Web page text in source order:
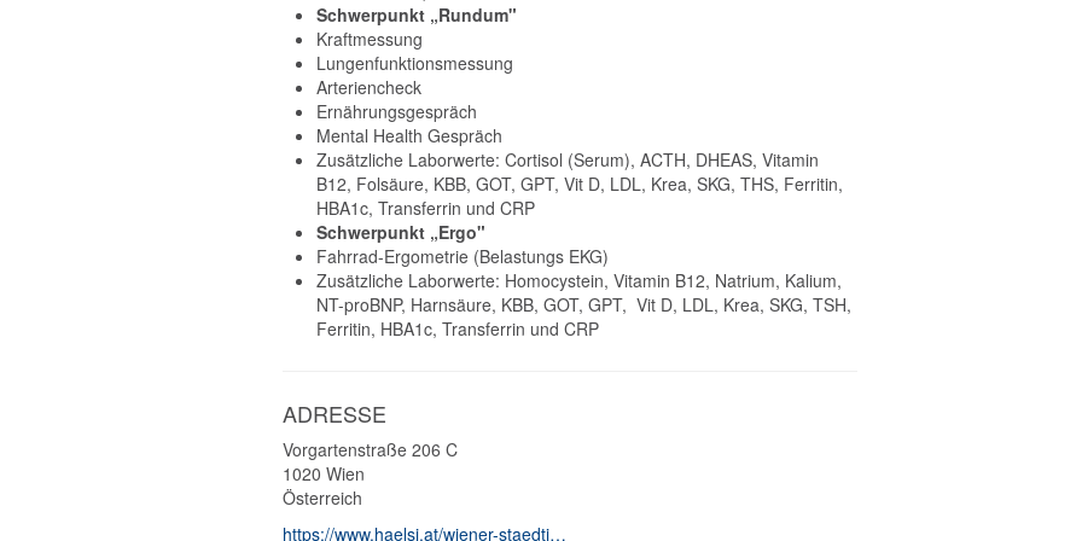
Schwerpunkt „Rundum"
Kraftmessung
Lungenfunktionsmessung
Arteriencheck
Ernährungsgespräch
Mental Health Gespräch
Zusätzliche Laborwerte: Cortisol (Serum), ACTH, DHEAS, Vitamin
B12, Folsäure, KBB, GOT, GPT, Vit D, LDL, Krea, SKG, THS, Ferritin,
HBA1c, Transferrin und CRP
Schwerpunkt „Ergo"
Fahrrad-Ergometrie (Belastungs EKG)
Zusätzliche Laborwerte: Homocystein, Vitamin B12, Natrium, Kalium,
NT-proBNP, Harnsäure, KBB, GOT, GPT, Vit D, LDL, Krea, SKG, TSH,
Ferritin, HBA1c, Transferrin und CRP
ADRESSE
Vorgartenstraße 206 C
1020 Wien
Österreich
https://www.haelsi.at/wiener-staedtische